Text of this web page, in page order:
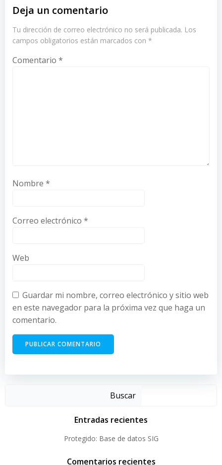
Deja un comentario
Tu dirección de correo electrónico no será publicada. Los
campos obligatorios están marcados con *
Comentario *
Nombre *
Correo electrónico *
Web
Guardar mi nombre, correo electrónico y sitio web
en este navegador para la próxima vez que haga un
comentario.
Buscar
Entradas recientes
Protegido: Base de datos SIG
Comentarios recientes